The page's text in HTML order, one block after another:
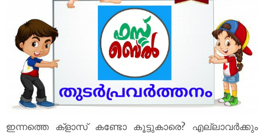
ഇന്നത്തെ ക്‌ളാസ് കണ്ടോ കൂട്ടുകാരെ? എല്ലാവർക്കും